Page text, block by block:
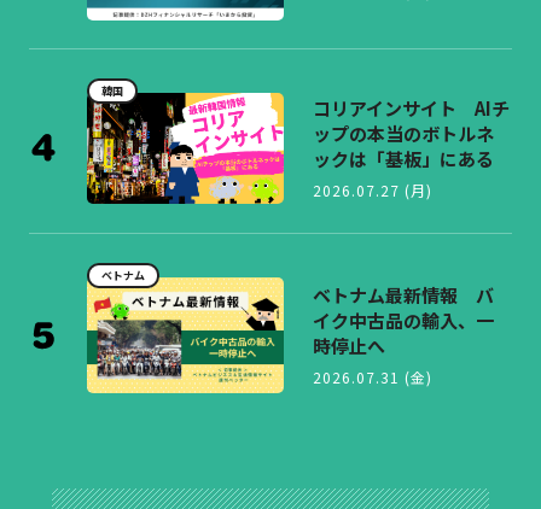
韓国
コリアインサイト AIチ
ップの本当のボトルネ
ックは「基板」にある
2026.07.27 (月)
ベトナム
ベトナム最新情報 バ
イク中古品の輸入、一
時停止へ
2026.07.31 (金)